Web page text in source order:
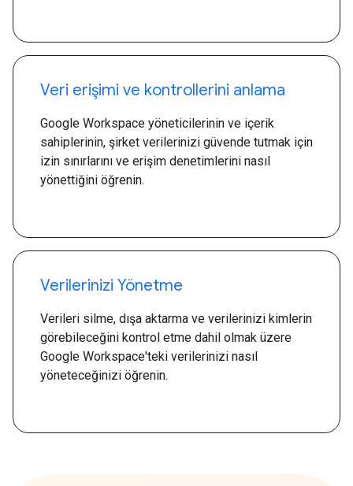
Veri erişimi ve kontrollerini anlama
Google Workspace yöneticilerinin ve içerik
sahiplerinin, şirket verilerinizi güvende tutmak için
izin sınırlarını ve erişim denetimlerini nasıl
yönettiğini öğrenin.
Verilerinizi Yönetme
Verileri silme, dışa aktarma ve verilerinizi kimlerin
görebileceğini kontrol etme dahil olmak üzere
Google Workspace'teki verilerinizi nasıl
yöneteceğinizi öğrenin.